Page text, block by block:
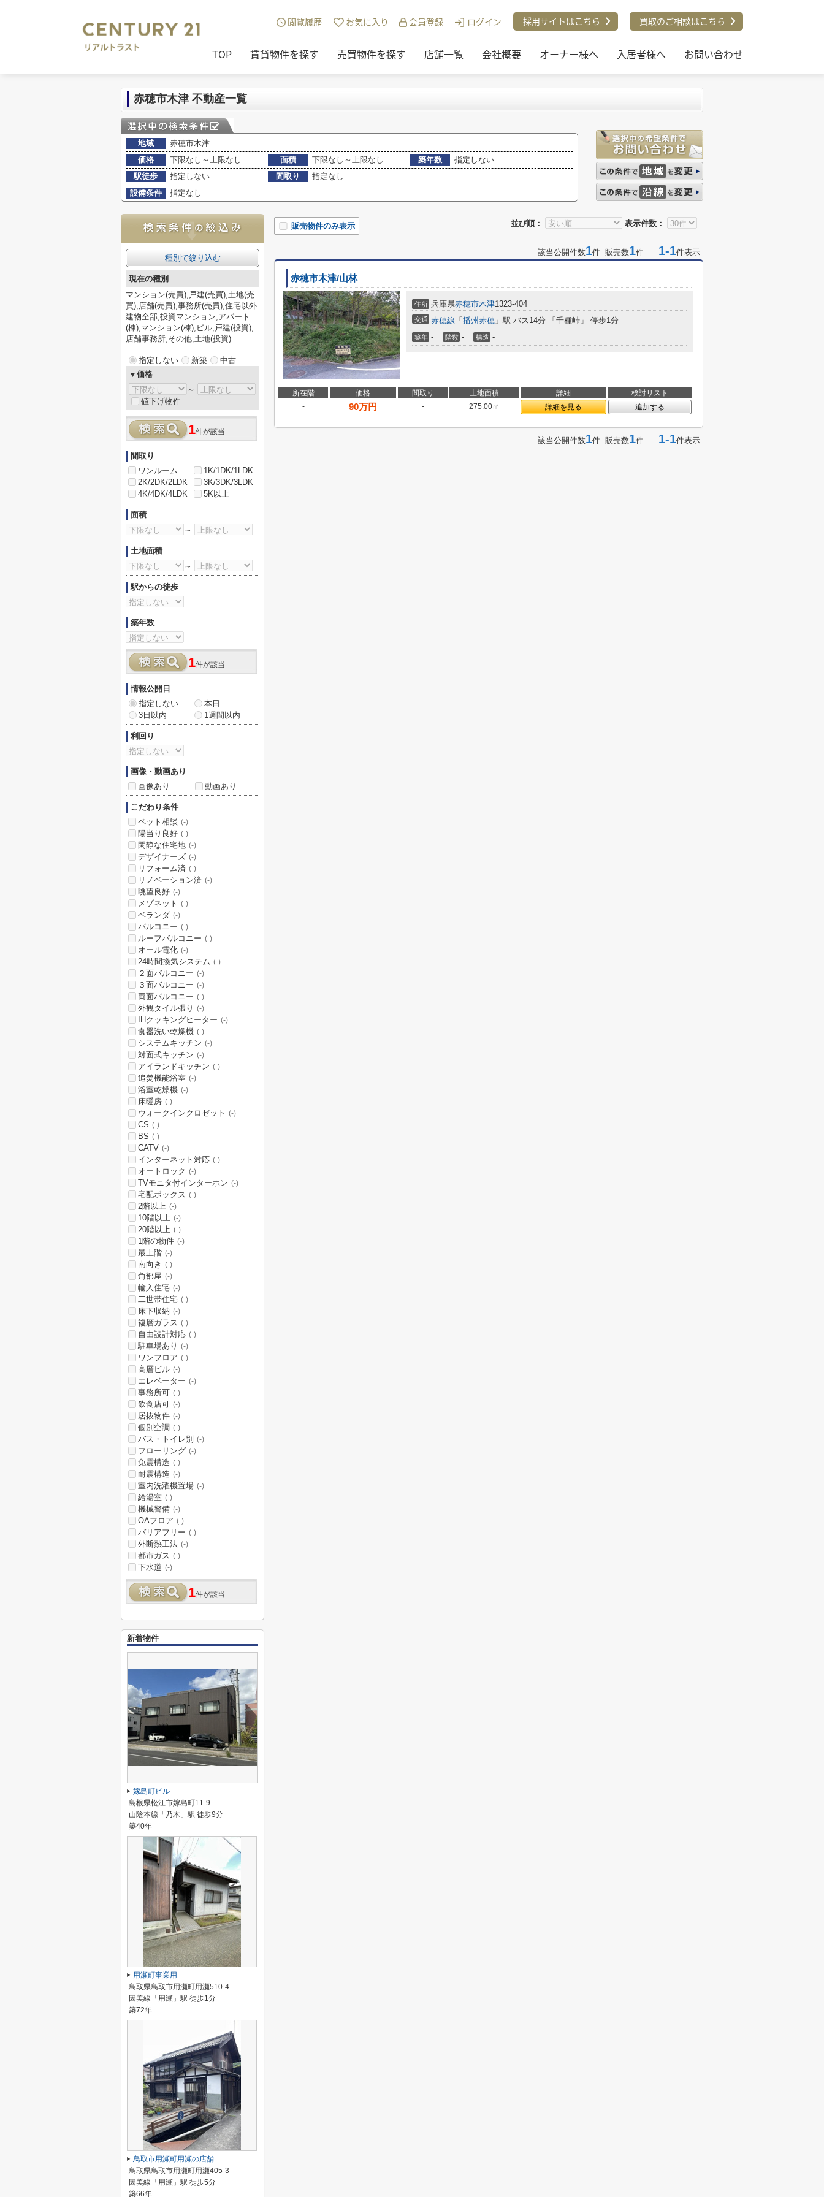
閲覧履歴 お気に入り 会員登録 ログイン 採用サイトはこちら 買取のご相談はこちら
TOP 賃貸物件を探す 売買物件を探す 店舗一覧 会社概要 オーナー様へ 入居者様へ お問い合わせ
赤穂市木津 不動産一覧
地域
赤穂市木津
価格
下限なし～上限なし 面積 下限なし～上限なし 築年数
指定しない
駅徒歩
指定しない 間取り
指定なし
設備条件
指定なし
並び順： 表示件数：
販売物件のみ表示
該当公開件数1件 販売数1件 1-1件表示
赤穂市木津/山林
住所 兵庫県赤穂市木津1323-404
交通 赤穂線 「 播州赤穂 」駅 バス14分 「千種峠」 停歩1分
築年 - 階数 - 構造 -
所在階 価格 間取り 土地面積 詳細
検討リスト
-
90万円 - 275.00㎡ 詳細を見る 追加する
該当公開件数1件 販売数1件 1-1件表示
種別で絞り込む
現在の種別
マンション(売買),戸建(売買),土地(売
買),店舗(売買),事務所(売買),住宅以外
建物全部,投資マンション,アパート
(棟),マンション(棟),ビル,戸建(投資),
店舗事務所,その他,土地(投資)
指定しない 新築
中古
▼価格
～
値下げ物件
1件が該当
間取り
ワンルーム
1K/1DK/1LDK
2K/2DK/2LDK
3K/3DK/3LDK
4K/4DK/4LDK
5K以上
面積
～
土地面積
～
駅からの徒歩
築年数
1件が該当
情報公開日
指定しない
本日
3日以内
1週間以内
利回り
画像・動画あり
画像あり
動画あり
こだわり条件
ペット相談 (-)
陽当り良好 (-)
閑静な住宅地 (-)
デザイナーズ (-)
リフォーム済 (-)
リノベーション済 (-)
眺望良好 (-)
メゾネット (-)
ベランダ (-)
バルコニー (-)
ルーフバルコニー (-)
オール電化 (-)
24時間換気システム (-)
２面バルコニー (-)
３面バルコニー (-)
両面バルコニー (-)
外観タイル張り (-)
IHクッキングヒーター (-)
食器洗い乾燥機 (-)
システムキッチン (-)
対面式キッチン (-)
アイランドキッチン (-)
追焚機能浴室 (-)
浴室乾燥機 (-)
床暖房 (-)
ウォークインクロゼット (-)
CS (-)
BS (-)
CATV (-)
インターネット対応 (-)
オートロック (-)
TVモニタ付インターホン (-)
宅配ボックス (-)
2階以上 (-)
10階以上 (-)
20階以上 (-)
1階の物件 (-)
最上階 (-)
南向き (-)
角部屋 (-)
輸入住宅 (-)
二世帯住宅 (-)
床下収納 (-)
複層ガラス (-)
自由設計対応 (-)
駐車場あり (-)
ワンフロア (-)
高層ビル (-)
エレベーター (-)
事務所可 (-)
飲食店可 (-)
居抜物件 (-)
個別空調 (-)
バス・トイレ別 (-)
フローリング (-)
免震構造 (-)
耐震構造 (-)
室内洗濯機置場 (-)
給湯室 (-)
機械警備 (-)
OAフロア (-)
バリアフリー (-)
外断熱工法 (-)
都市ガス (-)
下水道 (-)
1件が該当
新着物件
嫁島町ビル
島根県松江市嫁島町11-9
山陰本線「乃木」駅 徒歩9分
築40年
用瀬町事業用
鳥取県鳥取市用瀬町用瀬510-4
因美線「用瀬」駅 徒歩1分
築72年
鳥取市用瀬町用瀬の店舗
鳥取県鳥取市用瀬町用瀬405-3
因美線「用瀬」駅 徒歩5分
築66年